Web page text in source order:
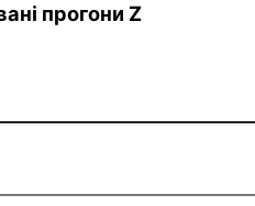
прогони Z